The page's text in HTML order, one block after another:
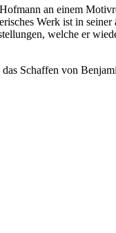
an einem
Werk ist in
welche er
Schaffen von